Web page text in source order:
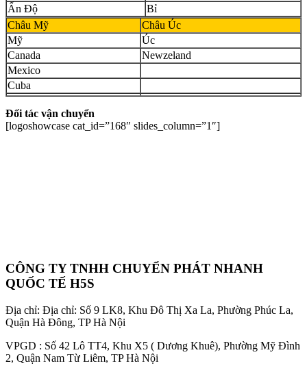
Ấn Độ
Bỉ
Châu Mỹ
Châu Úc
Mỹ
Úc
Canada
Newzeland
Mexico
Cuba
Đối tác vận chuyển
[logoshowcase cat_id=”168″ slides_column=”1″]
CÔNG TY TNHH CHUYỂN PHÁT NHANH
QUỐC TẾ H5S
Địa chỉ: Địa chỉ: Số 9 LK8, Khu Đô Thị Xa La, Phường Phúc La,
Quận Hà Đông, TP Hà Nội
VPGD : Số 42 Lô TT4, Khu X5 ( Dương Khuê), Phường Mỹ Đình
2, Quận Nam Từ Liêm, TP Hà Nội